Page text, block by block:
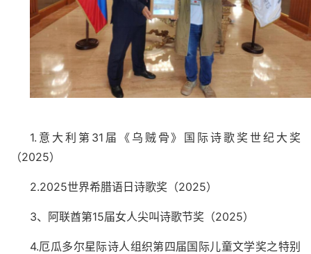
1. 意大利第 31 届《乌贼骨》国际诗歌奖世纪大奖
（2025）
2.2025世界希腊语日诗歌奖（2025）
3、阿联酋第15届女人尖叫诗歌节奖（2025）
4.厄瓜多尔星际诗人组织第四届国际儿童文学奖之特别